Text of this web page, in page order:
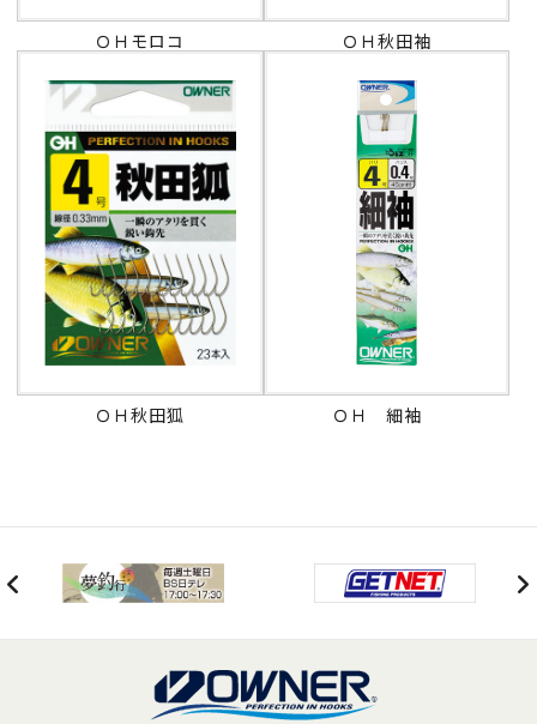
ＯＨモロコ ＯＨ秋田袖
ＯＨ秋田狐 ＯＨ 細袖